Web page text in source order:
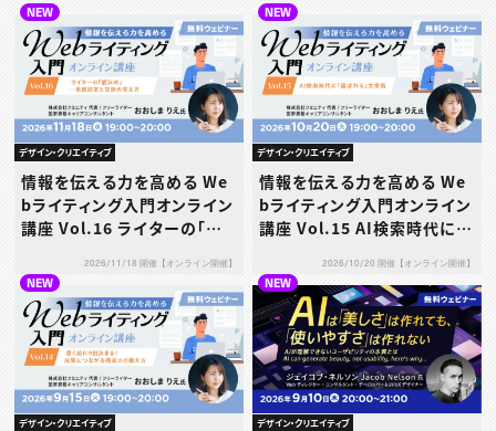
NEW
デザイン・クリエイティブ
情報を伝える力を高める We
bライティング入門オンライン
講座 Vol.16 ライターの「値
え方
2026/11/18 開催【オンライン開催】
NEW
デザイン・クリエイティブ
情報を伝える力を高める We
bライティング入門オンライン
講座 Vol.15 AI検索時代に
2026/10/20 開催【オンライン開催】
NEW
デザイン・クリエイティブ
NEW
デザイン・クリエイティブ